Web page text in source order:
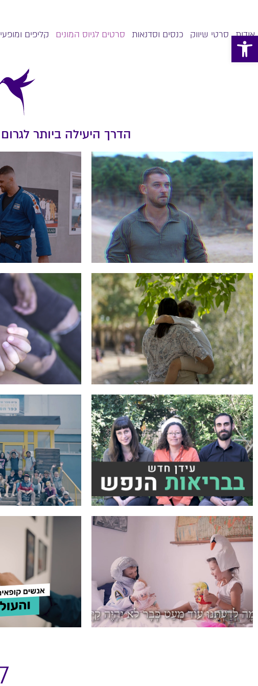
פתח סרגל נגישות
אודות סרטי שיווק כנסים וסדנאות סרטים לגיוס המונים קליפים
הדרך היעילה ביותר